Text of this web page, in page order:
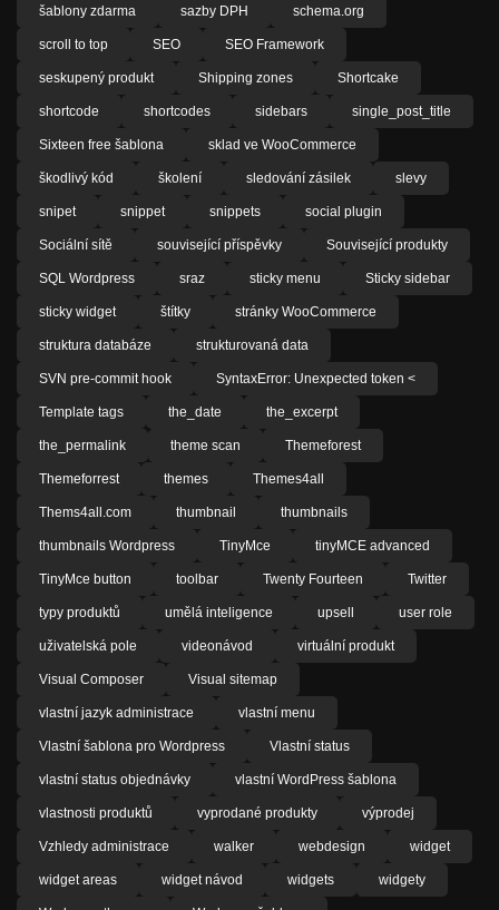
šablony zdarma sazby DPH schema.org
scroll to top SEO SEO Framework
seskupený produkt Shipping zones Shortcake
shortcode shortcodes sidebars single_post_title
Sixteen free šablona sklad ve WooCommerce
škodlivý kód školení sledování zásilek slevy
snipet snippet snippets social plugin
Sociální sítě související příspěvky Související produkty
SQL Wordpress sraz sticky menu Sticky sidebar
sticky widget štítky stránky WooCommerce
struktura databáze strukturovaná data
SVN pre-commit hook SyntaxError: Unexpected token <
Template tags the_date the_excerpt
the_permalink theme scan Themeforest
Themeforrest themes Themes4all
Thems4all.com thumbnail thumbnails
thumbnails Wordpress TinyMce tinyMCE advanced
TinyMce button toolbar Twenty Fourteen Twitter
typy produktů umělá inteligence upsell user role
uživatelská pole videonávod virtuální produkt
Visual Composer Visual sitemap
vlastní jazyk administrace vlastní menu
Vlastní šablona pro Wordpress Vlastní status
vlastní status objednávky vlastní WordPress šablona
vlastnosti produktů vyprodané produkty výprodej
Vzhledy administrace walker webdesign widget
widget areas widget návod widgets widgety